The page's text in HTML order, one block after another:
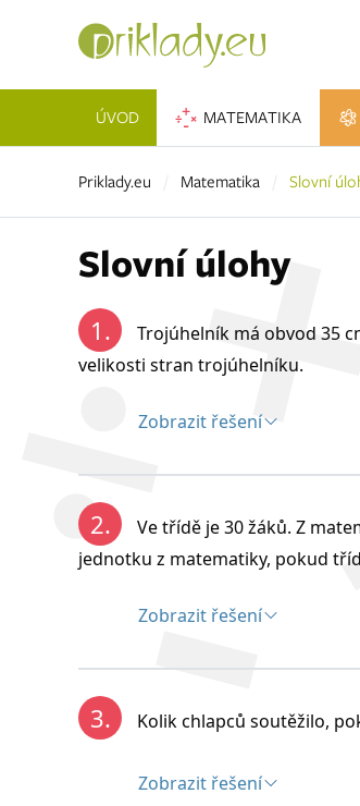
ÚVOD MATEMATIKA
Priklady.eu Matematika Slovní
Slovní úlohy
1.
Trojúhelník má obvod 35
velikosti stran trojúhelníku.
Zobrazit řešení
2.
Ve třídě je 30 žáků. Z
jednotku z matematiky, pokud
Zobrazit řešení
3. Kolik chlapců soutěžilo,
Zobrazit řešení